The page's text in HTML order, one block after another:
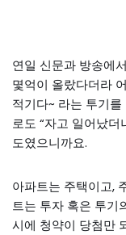
연일 신문과 방송에
몇억이 올랐다더라
적기다~ 라는 투기
로도 “자고 일어났
도였으니까요.
아파트는 주택이고,
트는 투자 혹은 투기
시에 청약이 당첨만